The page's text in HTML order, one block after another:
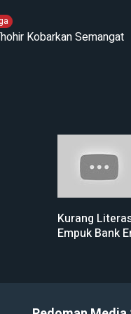
Kobarkan Semangat
Kurang
Empuk Bank